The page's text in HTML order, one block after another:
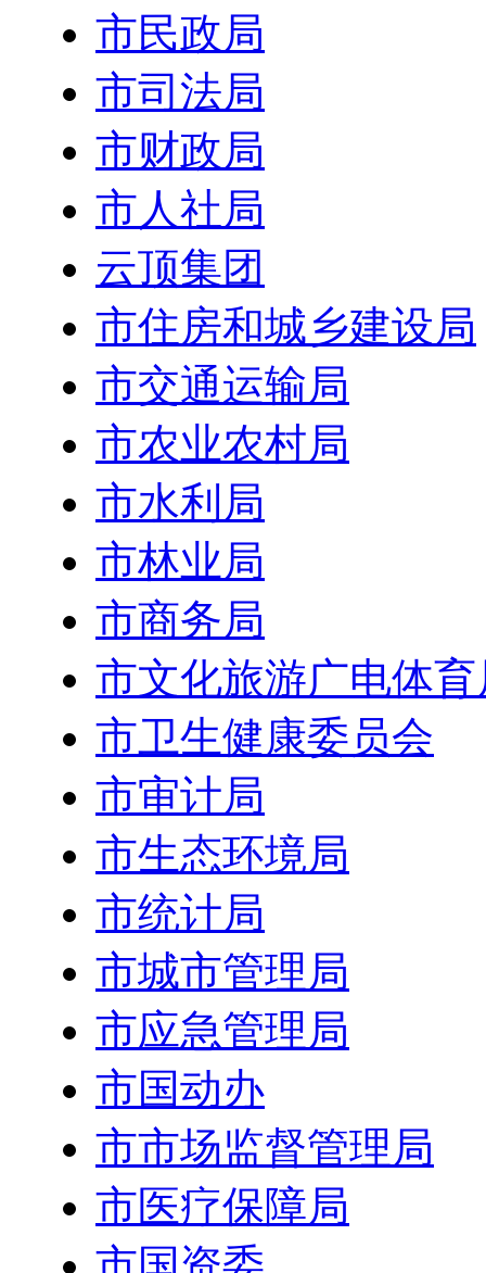
市民政局
市司法局
市财政局
市人社局
云顶集团
市住房和城乡建设局
市交通运输局
市农业农村局
市水利局
市林业局
市商务局
市文化旅游广电体育
市卫生健康委员会
市审计局
市生态环境局
市统计局
市城市管理局
市应急管理局
市国动办
市市场监督管理局
市医疗保障局